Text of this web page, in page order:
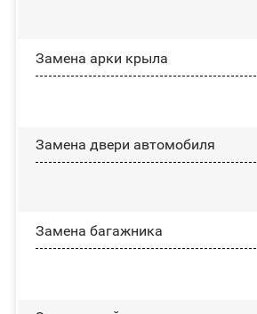
Замена арки крыла
Замена двери автомобиля
Замена багажника